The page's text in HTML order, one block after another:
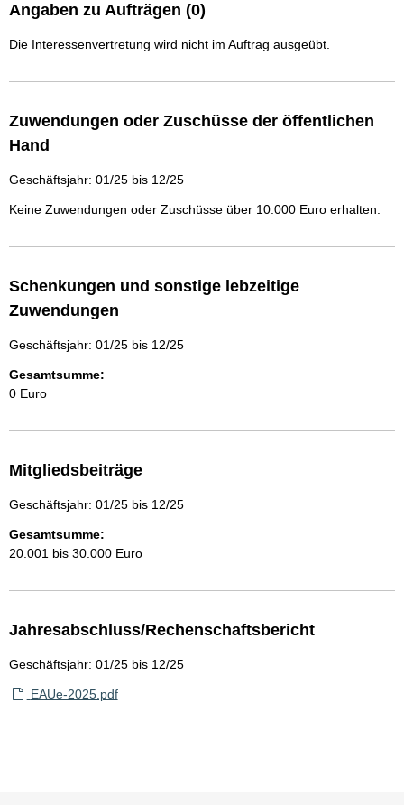
Angaben zu Aufträgen (0)
Die Interessenvertretung wird nicht im Auftrag ausgeübt.
Zuwendungen oder Zuschüsse der öffentlichen
Hand
Geschäftsjahr: 01/25 bis 12/25
Keine Zuwendungen oder Zuschüsse über 10.000 Euro erhalten.
Schenkungen und sonstige lebzeitige
Zuwendungen
Geschäftsjahr: 01/25 bis 12/25
Gesamtsumme:
0 Euro
Mitgliedsbeiträge
Geschäftsjahr: 01/25 bis 12/25
Gesamtsumme:
20.001 bis 30.000 Euro
Jahresabschluss/Rechenschaftsbericht
Geschäftsjahr: 01/25 bis 12/25
EAUe-2025.pdf